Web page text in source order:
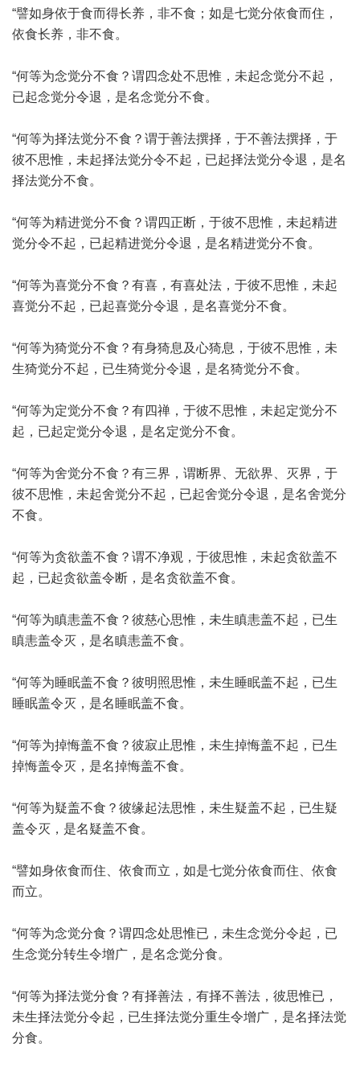
“譬如身依于食而得长养，非不食；如是七觉分依食而住，
依食长养，非不食。
“何等为念觉分不食？谓四念处不思惟，未起念觉分不起，
已起念觉分令退，是名念觉分不食。
“何等为择法觉分不食？谓于善法撰择，于不善法撰择，于
彼不思惟，未起择法觉分令不起，已起择法觉分令退，是名
择法觉分不食。
“何等为精进觉分不食？谓四正断，于彼不思惟，未起精进
觉分令不起，已起精进觉分令退，是名精进觉分不食。
“何等为喜觉分不食？有喜，有喜处法，于彼不思惟，未起
喜觉分不起，已起喜觉分令退，是名喜觉分不食。
“何等为猗觉分不食？有身猗息及心猗息，于彼不思惟，未
生猗觉分不起，已生猗觉分令退，是名猗觉分不食。
“何等为定觉分不食？有四禅，于彼不思惟，未起定觉分不
起，已起定觉分令退，是名定觉分不食。
“何等为舍觉分不食？有三界，谓断界、无欲界、灭界，于
彼不思惟，未起舍觉分不起，已起舍觉分令退，是名舍觉分
不食。
“何等为贪欲盖不食？谓不净观，于彼思惟，未起贪欲盖不
起，已起贪欲盖令断，是名贪欲盖不食。
“何等为瞋恚盖不食？彼慈心思惟，未生瞋恚盖不起，已生
瞋恚盖令灭，是名瞋恚盖不食。
“何等为睡眠盖不食？彼明照思惟，未生睡眠盖不起，已生
睡眠盖令灭，是名睡眠盖不食。
“何等为掉悔盖不食？彼寂止思惟，未生掉悔盖不起，已生
掉悔盖令灭，是名掉悔盖不食。
“何等为疑盖不食？彼缘起法思惟，未生疑盖不起，已生疑
盖令灭，是名疑盖不食。
“譬如身依食而住、依食而立，如是七觉分依食而住、依食
而立。
“何等为念觉分食？谓四念处思惟已，未生念觉分令起，已
生念觉分转生令增广，是名念觉分食。
“何等为择法觉分食？有择善法，有择不善法，彼思惟已，
未生择法觉分令起，已生择法觉分重生令增广，是名择法觉
分食。